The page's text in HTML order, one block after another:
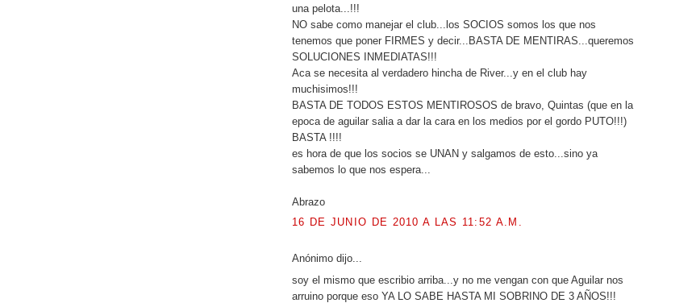
una pelota...!!!
NO sabe como manejar el club...los SOCIOS somos los que nos
tenemos que poner FIRMES y decir...BASTA DE MENTIRAS...queremos
SOLUCIONES INMEDIATAS!!!
Aca se necesita al verdadero hincha de River...y en el club hay
muchisimos!!!
BASTA DE TODOS ESTOS MENTIROSOS de bravo, Quintas (que en la
epoca de aguilar salia a dar la cara en los medios por el gordo PUTO!!!)
BASTA !!!!
es hora de que los socios se UNAN y salgamos de esto...sino ya
sabemos lo que nos espera...
Abrazo
16 DE JUNIO DE 2010 A LAS 11:52 A.M.
Anónimo dijo...
soy el mismo que escribio arriba...y no me vengan con que Aguilar nos
arruino porque eso YA LO SABE HASTA MI SOBRINO DE 3 AÑOS!!!